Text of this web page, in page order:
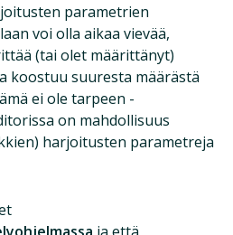
parametrien
voi olla aikaa vievää,
(tai olet määrittänyt)
koostuu suuresta määrästä
ei ole tarpeen -
on mahdollisuus
harjoitusten parametreja